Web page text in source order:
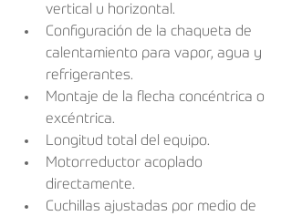
vertical u horizontal.
Configuración de la chaqueta de
calentamiento para vapor, agua y
refrigerantes.
Montaje de la flecha concéntrica o
excéntrica.
Longitud total del equipo.
Motorreductor acoplado
directamente.
Cuchillas ajustadas por medio de